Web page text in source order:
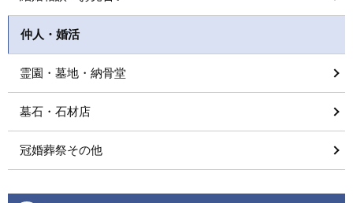
仲人・婚活
霊園・墓地・納骨堂
墓石・石材店
冠婚葬祭その他